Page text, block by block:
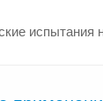
испытания